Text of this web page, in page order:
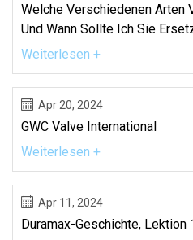
Welche Verschiedenen Arten
Und Wann Sollte Ich Sie
Weiterlesen +
Apr 20, 2024
GWC Valve International
Weiterlesen +
Apr 11, 2024
Duramax-Geschichte, Lektion